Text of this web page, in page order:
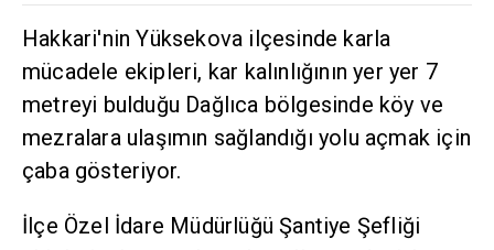
Hakkari'nin Yüksekova ilçesinde karla
mücadele ekipleri, kar kalınlığının yer yer 7
metreyi bulduğu Dağlıca bölgesinde köy ve
mezralara ulaşımın sağlandığı yolu açmak için
çaba gösteriyor.
İlçe Özel İdare Müdürlüğü Şantiye Şefliği